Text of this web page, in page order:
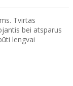
Tvirtas
bei atsparus
lengvai